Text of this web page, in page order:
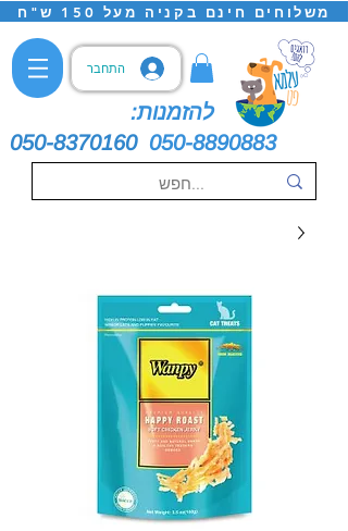
משלוחים חינם בקניה מעל 150 ש"ח
התחבר
להזמנות:
050-8370160 050-8890883